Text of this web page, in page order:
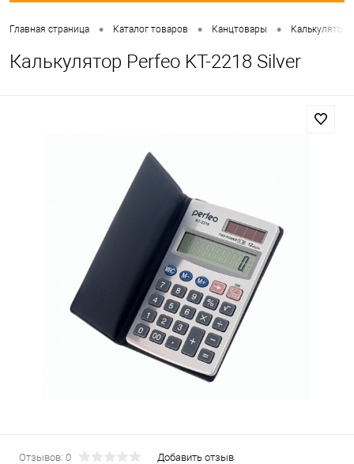
Главная страница • Каталог товаров • Канцтовары •
Калькулятор Perfeo KT-2218 Silver
Отзывов: 0
Добавить отзыв